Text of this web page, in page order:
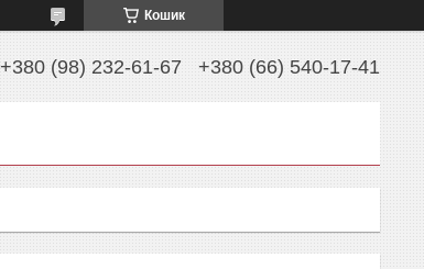
Кошик
+380 (98) 232-61-67 +380 (66) 540-17-41